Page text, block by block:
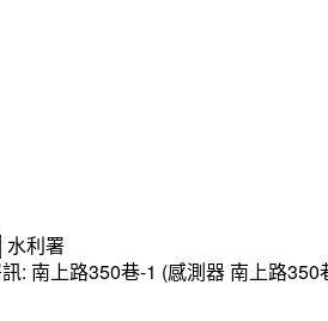
水利署
: 南上路350巷-1 (感測器 南上路